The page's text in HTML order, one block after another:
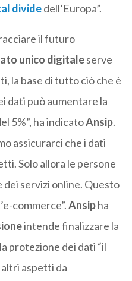
dividedell’Europa”.
il futuro
unico digitaleserve
la base di tutto ciò che è
dati può aumentare la
5%”, ha indicatoAnsip.
assicurarci che i dati
Solo allora le persone
servizi online. Questo
commerce”.Ansipha
intende finalizzare la
protezione dei dati “il
altri aspetti da